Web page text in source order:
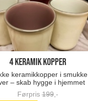
4 keramik kopper
keramikkopper i smukke
– skab hygge i hjemmet
Førpris199,-